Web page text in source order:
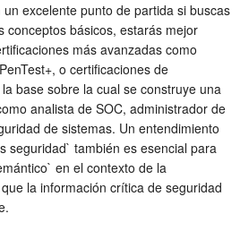
excelente punto de partida si buscas
conceptos básicos, estarás mejor
más avanzadas como
o certificaciones de
base sobre la cual se construye una
analista de SOC, administrador de
de sistemas. Un entendimiento
seguridad` también es esencial para
en el contexto de la
la información crítica de seguridad